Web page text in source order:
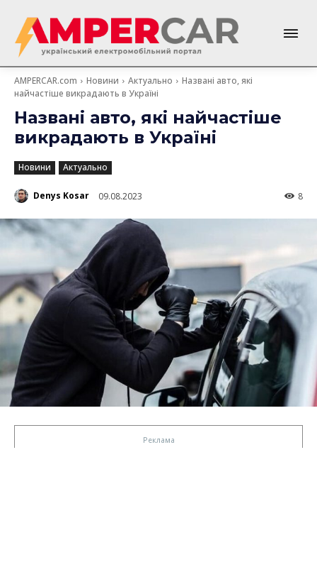
AMPERCAR.com Новини Актуально
Названі авто, які
найчастіше викрадають в Україні
Названі авто, які найчастіше
викрадають в Україні
Новини Актуально
Denys Kosar 09.08.2023 8